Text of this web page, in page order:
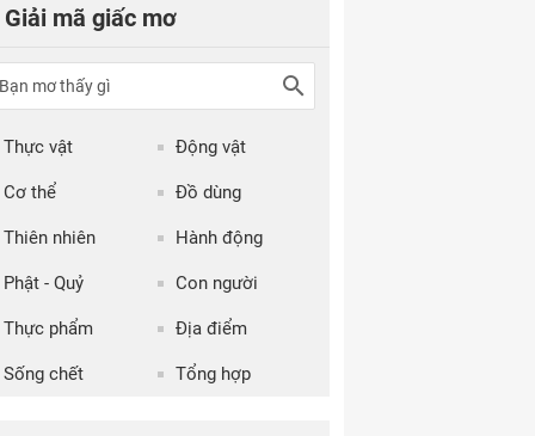
Giải mã giấc mơ
Thực vật Động vật
Cơ thể Đồ dùng
Thiên nhiên Hành động
Phật - Quỷ Con người
Thực phẩm Địa điểm
Sống chết Tổng hợp